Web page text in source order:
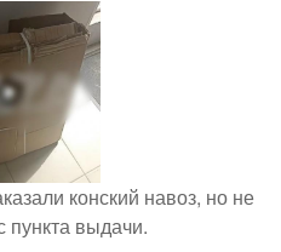
конский навоз, но не
пункта выдачи.